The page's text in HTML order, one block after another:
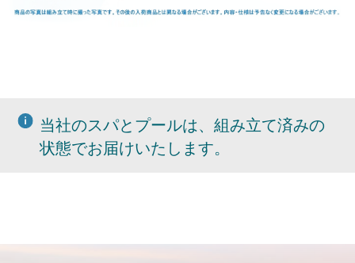
当社のスパとプールは、組み立て済みの
状態でお届けいたします。